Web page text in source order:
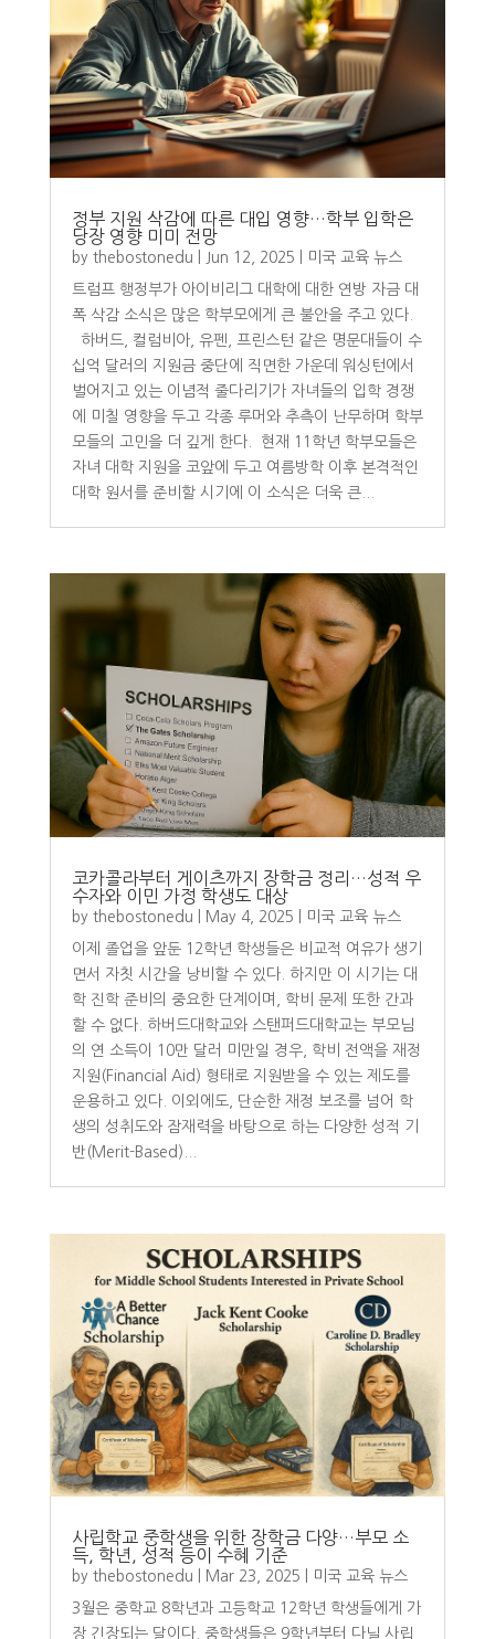
정부 지원 삭감에 따른 대입 영향…학부 입학은
당장 영향 미미 전망
by thebostonedu Jun 12, 2025 미국 교육 뉴스
트럼프 행정부가 아이비리그 대학에 대한 연방 자금 대
폭 삭감 소식은 많은 학부모에게 큰 불안을 주고 있다.
하버드, 컬럼비아, 유펜, 프린스턴 같은 명문대들이 수
십억 달러의 지원금 중단에 직면한 가운데 워싱턴에서
벌어지고 있는 이념적 줄다리기가 자녀들의 입학 경쟁
에 미칠 영향을 두고 각종 루머와 추측이 난무하며 학부
모들의 고민을 더 깊게 한다. 현재 11학년 학부모들은
자녀 대학 지원을 코앞에 두고 여름방학 이후 본격적인
대학 원서를 준비할 시기에 이 소식은 더욱 큰...
코카콜라부터 게이츠까지 장학금 정리…성적 우
수자와 이민 가정 학생도 대상
by thebostonedu May 4, 2025 미국 교육 뉴스
이제 졸업을 앞둔 12학년 학생들은 비교적 여유가 생기
면서 자칫 시간을 낭비할 수 있다. 하지만 이 시기는 대
학 진학 준비의 중요한 단계이며, 학비 문제 또한 간과
할 수 없다. 하버드대학교와 스탠퍼드대학교는 부모님
의 연 소득이 10만 달러 미만일 경우, 학비 전액을 재정
지원(Financial Aid) 형태로 지원받을 수 있는 제도를
운용하고 있다. 이외에도, 단순한 재정 보조를 넘어 학
생의 성취도와 잠재력을 바탕으로 하는 다양한 성적 기
반(Merit-Based)...
사립학교 중학생을 위한 장학금 다양…부모 소
득, 학년, 성적 등이 수혜 기준
by thebostonedu Mar 23, 2025 미국 교육 뉴스
3월은 중학교 8학년과 고등학교 12학년 학생들에게 가
장 긴장되는 달이다. 중학생들은 9학년부터 다닐 사립